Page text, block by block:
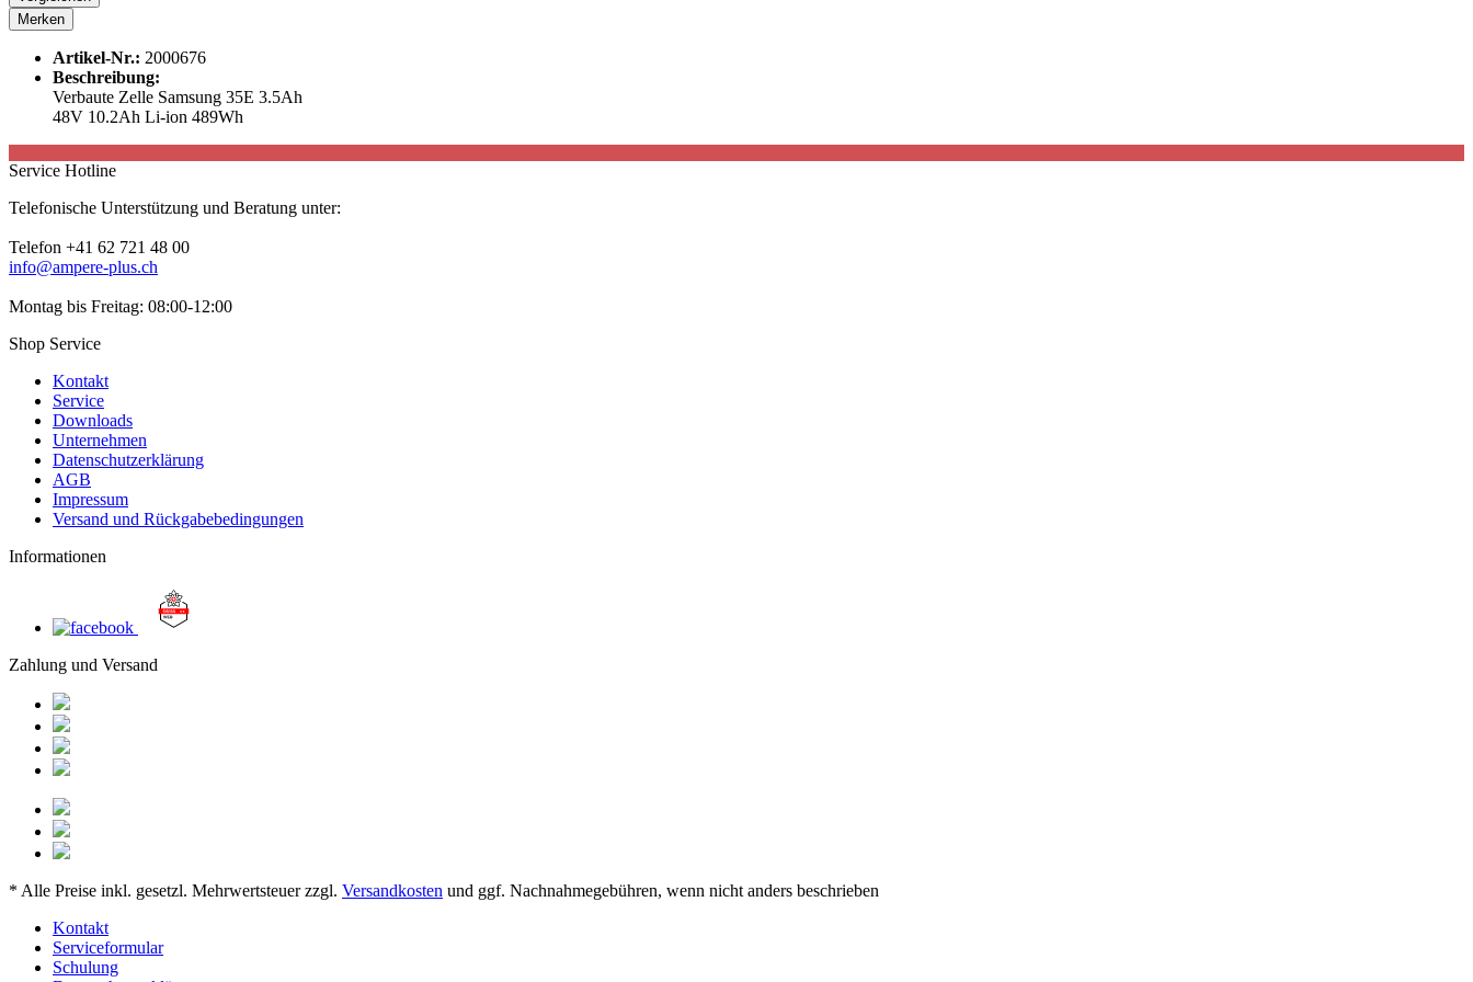
Merken
Artikel-Nr.: 2000676
Beschreibung:
Verbaute Zelle Samsung 35E 3.5Ah
48V 10.2Ah Li-ion 489Wh
Service Hotline
Telefonische Unterstützung und Beratung unter:
Telefon +41 62 721 48 00
info@ampere-plus.ch
Montag bis Freitag: 08:00-12:00
Shop Service
Kontakt
Service
Downloads
Unternehmen
Datenschutzerklärung
AGB
Impressum
Versand und Rückgabebedingungen
Informationen
Zahlung und Versand
* Alle Preise inkl. gesetzl. Mehrwertsteuer zzgl. Versandkosten und ggf. Nachnahmegebühren, wenn nicht anders beschrieben
Kontakt
Serviceformular
Schulung